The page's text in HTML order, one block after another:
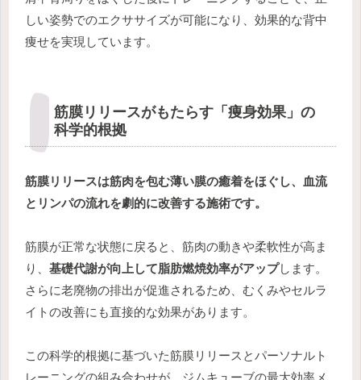
しい姿勢でのエクササイズが可能になり、効果的な背中
痩せを実現しています。
筋膜リリースがもたらす「痩身効果」の
科学的根拠
筋膜リリースは筋肉を包む薄い膜の癒着をほぐし、血流
とリンパの流れを劇的に改善する施術です。
筋膜が正常な状態に戻ると、筋肉の動きや柔軟性が高ま
り、 基礎代謝が向上して脂肪燃焼効率がアップします。
さらに老廃物の排出が促進されるため、むくみやセルラ
イトの改善にも直接的な効果があります。
この科学的根拠に基づいた筋膜リリースとパーソナルト
レーニングの組み合わせが、ジムキューブの最大効率メ